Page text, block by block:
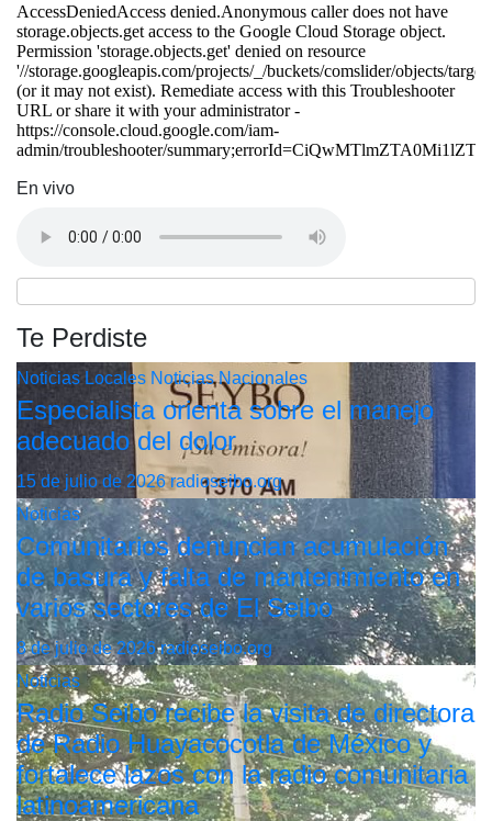
En vivo
Te Perdiste
Noticias Locales Noticias Nacionales
Especialista orienta sobre el manejo
adecuado del dolor
15 de julio de 2026radioseibo.org
Noticias
Comunitarios denuncian acumulación
de basura y falta de mantenimiento en
varios sectores de El Seibo
8 de julio de 2026radioseibo.org
Noticias
Radio Seibo recibe la visita de directora
de Radio Huayacocotla de México y
fortalece lazos con la radio comunitaria
latinoamericana